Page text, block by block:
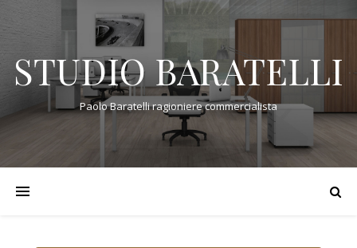
STUDIO BARATELLI
Paolo Baratelli ragioniere commercialista